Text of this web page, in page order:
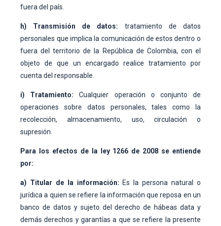
fuera del país.
h) Transmisión de datos: tratamiento de datos
personales que implica la comunicación de estos dentro o
fuera del territorio de la República de Colombia, con el
objeto de que un encargado realice tratamiento por
cuenta del responsable.
i) Tratamiento: Cualquier operación o conjunto de
operaciones sobre datos personales, tales como la
recolección, almacenamiento, uso, circulación o
supresión.
Para los efectos de la ley 1266 de 2008 se entiende
por:
a) Titular de la información: Es la persona natural o
jurídica a quien se refiere la información que reposa en un
banco de datos y sujeto del derecho de hábeas data y
demás derechos y garantías a que se refiere la presente